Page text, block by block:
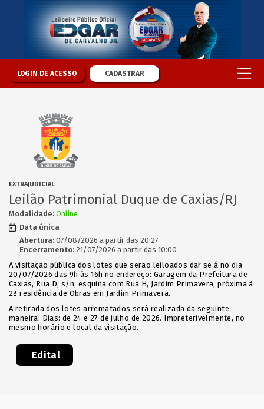
LOGIN DE ACESSO CADASTRAR
EXTRAJUDICIAL
Leilão Patrimonial Duque de Caxias/RJ
Modalidade: Online
Data única
Abertura: 07/08/2026 a partir das 20:27
Encerramento: 21/07/2026 a partir das 10:00
A visitação pública dos lotes que serão leiloados dar se á no dia
20/07/2026 das 9h às 16h no endereço: Garagem da Prefeitura de
Caxias, Rua D, s/n, esquina com Rua H, Jardim Primavera, próxima à
2ª residência de Obras em Jardim Primavera.
A retirada dos lotes arrematados será realizada da seguinte
maneira: Dias: de 24 e 27 de julho de 2026. Impreterivelmente, no
mesmo horário e local da visitação.
Edital